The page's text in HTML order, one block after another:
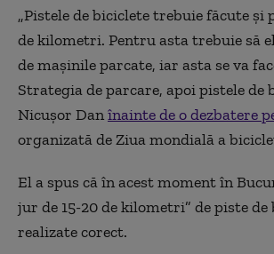
„Pistele de biciclete trebuie făcute și
de kilometri. Pentru asta trebuie să
de mașinile parcate, iar asta se va
Strategia de parcare, apoi pistele de
Nicușor Danînainte de o dezbatere
organizată de Ziua mondială a
El a spus că în acest moment în
jur de 15-20 de kilometri” de piste de
realizate corect.